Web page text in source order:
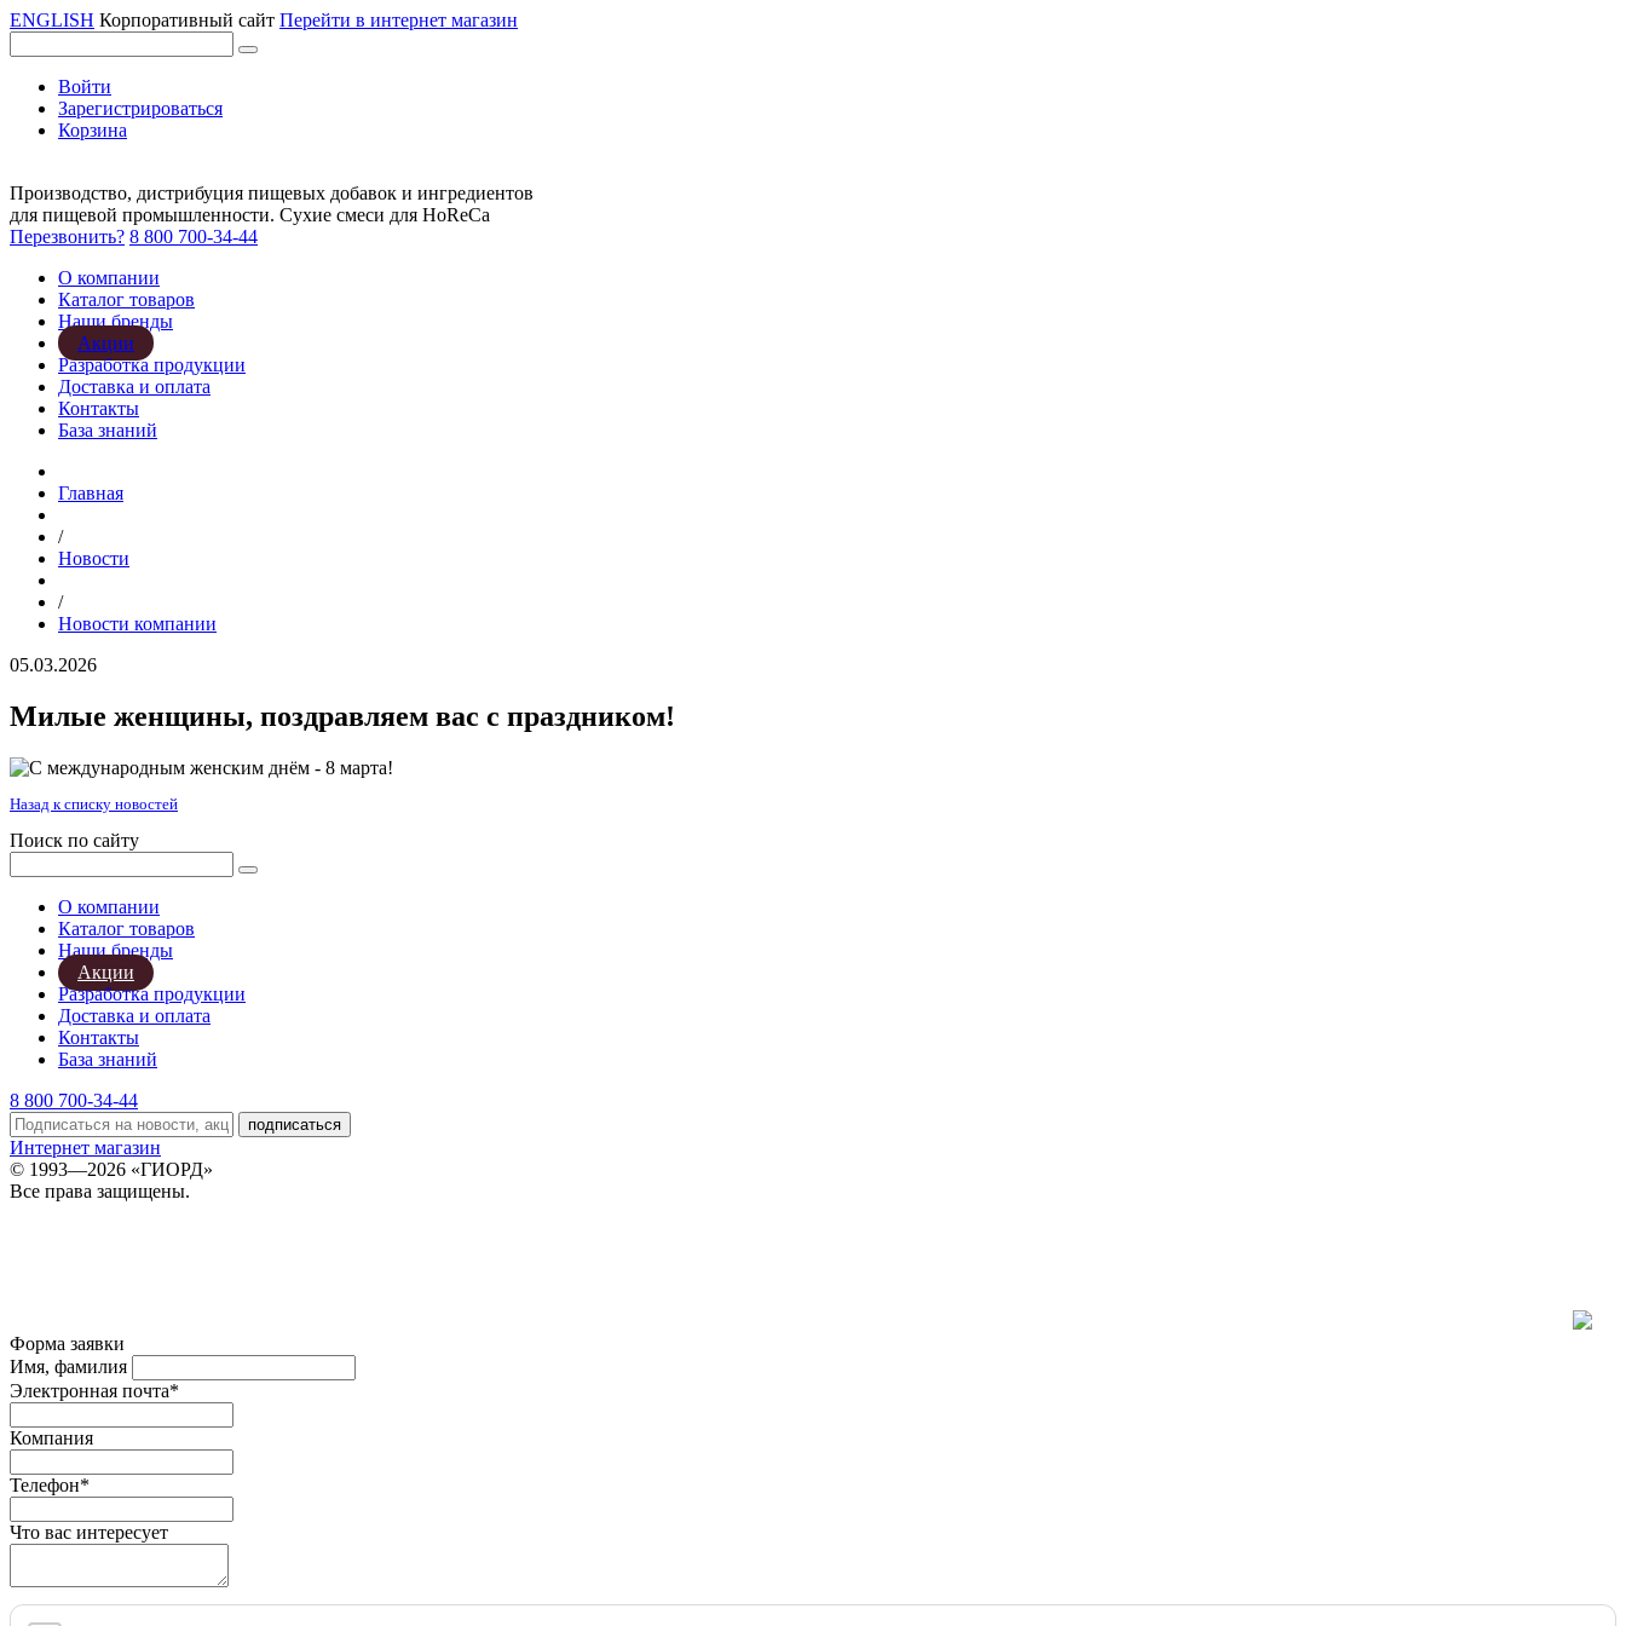
ENGLISH Корпоративный сайт Перейти в интернет магазин
Войти
Зарегистрироваться
Корзина
Производство, дистрибуция пищевых добавок и ингредиентов
для пищевой промышленности. Сухие смеси для HoReCa
Перезвонить? 8 800 700-34-44
О компании
Каталог товаров
Наши бренды
Акции
Разработка продукции
Доставка и оплата
Контакты
База знаний
Главная
/
Новости
/
Новости компании
05.03.2026
Милые женщины, поздравляем вас с праздником!
Назад к списку новостей
Поиск по сайту
О компании
Каталог товаров
Наши бренды
Акции
Разработка продукции
Доставка и оплата
Контакты
База знаний
8 800 700-34-44
подписаться
Интернет магазин
© 1993—2026 «ГИОРД»
Все права защищены.
Форма заявки
Имя, фамилия
Электронная почта*
Компания
Телефон*
Что вас интересует